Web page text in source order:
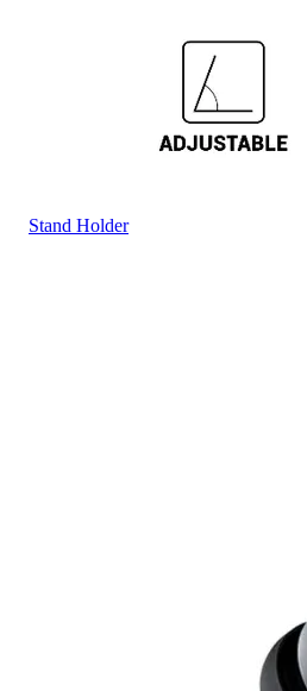
Stand Holder